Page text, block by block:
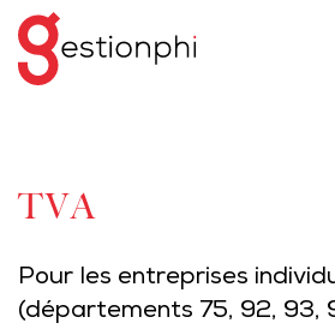
TVA
Pour les entreprises
(départements 75, 92, 93,